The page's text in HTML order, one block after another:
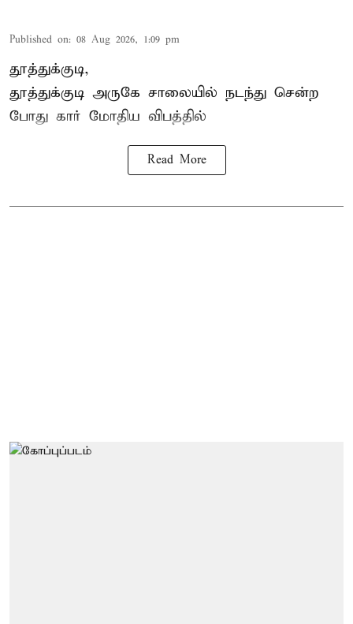
Published on: 08 Aug 2026, 1:09 pm
தூத்துக்குடி,
தூத்துக்குடி அருகே சாலையில் நடந்து சென்ற
போது கார் மோதிய விபத்தில்
Read More